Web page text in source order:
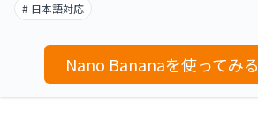
# 日本語対応
Nano Bananaを使ってみる